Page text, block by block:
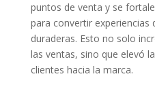
puntos de venta y se
para convertir experiencias
duraderas. Esto no solo
las ventas, sino que elevó
clientes hacia la marca.